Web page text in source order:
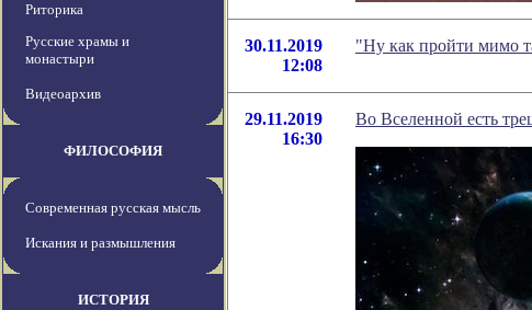
Риторика
Русские храмы и
монастыри
Видеоархив
ФИЛОСОФИЯ
Современная русская мысль
Искания и размышления
ИСТОРИЯ
30.11.2019
12:08
"Ну как пройти мимо
29.11.2019
16:30
Во Вселенной есть